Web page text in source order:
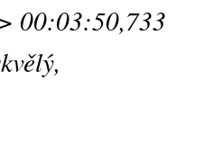
00:03:50,733